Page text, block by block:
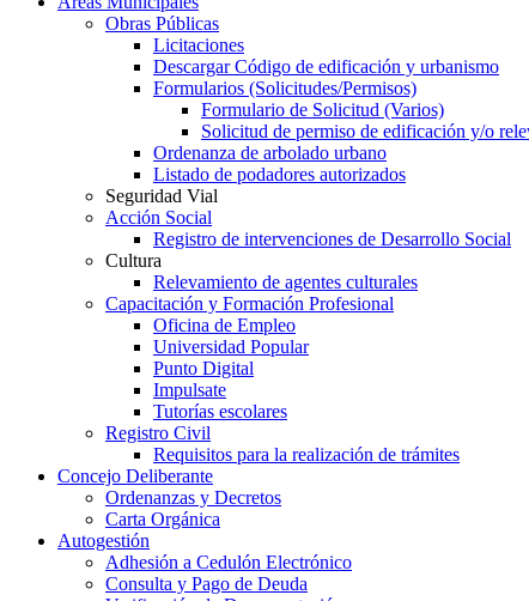
Obras Públicas
Licitaciones
Descargar Código de edificación y urbanismo
Formularios (Solicitudes/Permisos)
Formulario de Solicitud (Varios)
Solicitud de permiso de edificación y/o
Ordenanza de arbolado urbano
Listado de podadores autorizados
Seguridad Vial
Acción Social
Registro de intervenciones de Desarrollo Social
Cultura
Relevamiento de agentes culturales
Capacitación y Formación Profesional
Oficina de Empleo
Universidad Popular
Punto Digital
Impulsate
Tutorías escolares
Registro Civil
Requisitos para la realización de trámites
Concejo Deliberante
Ordenanzas y Decretos
Carta Orgánica
Autogestión
Adhesión a Cedulón Electrónico
Consulta y Pago de Deuda